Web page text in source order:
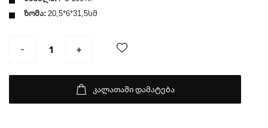
ზომა: 20,5*6*31,5სმ
კალათაში დამატება